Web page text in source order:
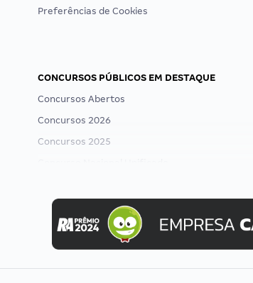
Preferências de Cookies
CONCURSOS PÚBLICOS EM DESTAQUE
Concursos Abertos
Concursos 2026
Concursos 2025
Concurso MPU
Editais publicados